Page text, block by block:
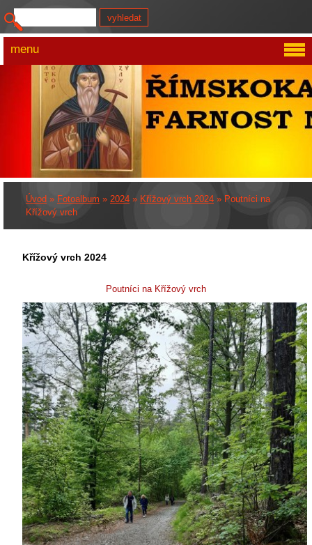
Úvod » Fotoalbum » 2024 » Křížový vrch 2024 » Poutníci na
Křížový vrch
Křížový vrch 2024
Poutníci na Křížový vrch
menu